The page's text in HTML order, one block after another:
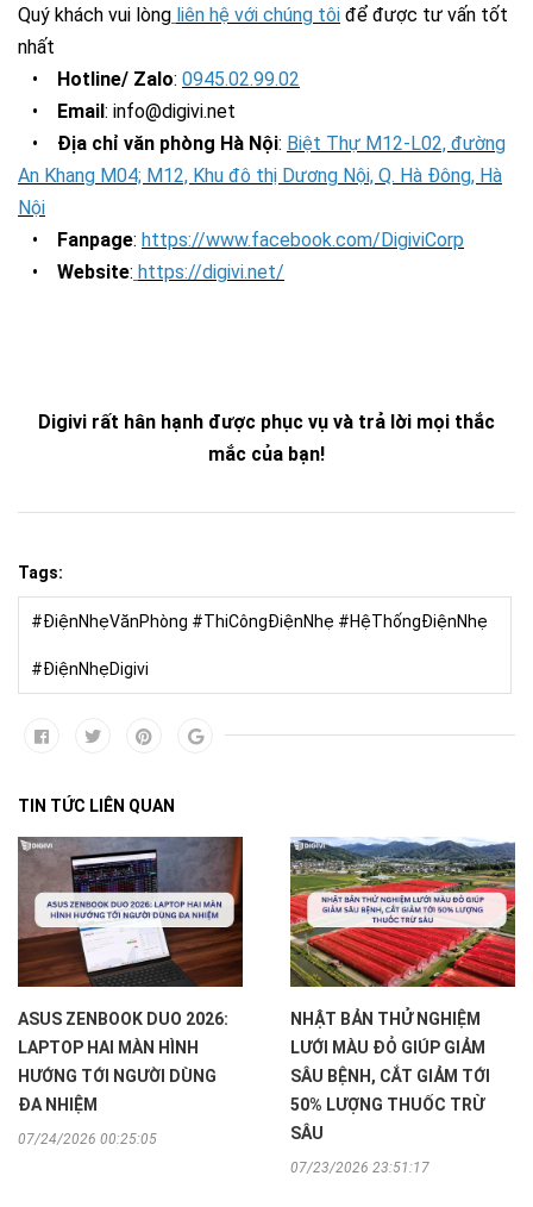
Quý khách vui lòng liên hệ với chúng tôi để được tư vấn tốt
nhất
• Hotline/ Zalo: 0945.02.99.02
• Email: info@digivi.net
• Địa chỉ văn phòng Hà Nội: Biệt Thự M12-L02, đường
An Khang M04; M12, Khu đô thị Dương Nội, Q. Hà Đông, Hà
Nội
• Fanpage: https://www.facebook.com/DigiviCorp
• Website: https://digivi.net/
Digivi rất hân hạnh được phục vụ và trả lời mọi thắc
mắc của bạn!
Tags:
#ĐiệnNhẹVănPhòng #ThiCôngĐiệnNhẹ #HệThốngĐiệnNhẹ
#ĐiệnNhẹDigivi
TIN TỨC LIÊN QUAN
ASUS ZENBOOK DUO 2026:
LAPTOP HAI MÀN HÌNH
HƯỚNG TỚI NGƯỜI DÙNG
ĐA NHIỆM
07/24/2026 00:25:05
NHẬT BẢN THỬ NGHIỆM
LƯỚI MÀU ĐỎ GIÚP GIẢM
SÂU BỆNH, CẮT GIẢM TỚI
50% LƯỢNG THUỐC TRỪ
SÂU
07/23/2026 23:51:17